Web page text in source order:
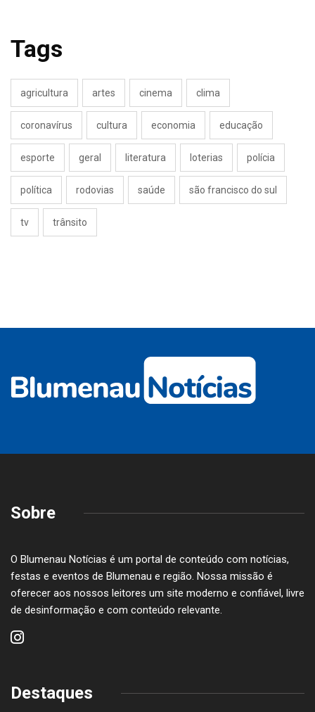
Tags
agricultura artes cinema clima
coronavírus cultura economia educação
esporte geral literatura loterias polícia
política rodovias saúde são francisco do sul
tv trânsito
Sobre
O Blumenau Notícias é um portal de conteúdo com notícias,
festas e eventos de Blumenau e região. Nossa missão é
oferecer aos nossos leitores um site moderno e confiável, livre
de desinformação e com conteúdo relevante.
Destaques